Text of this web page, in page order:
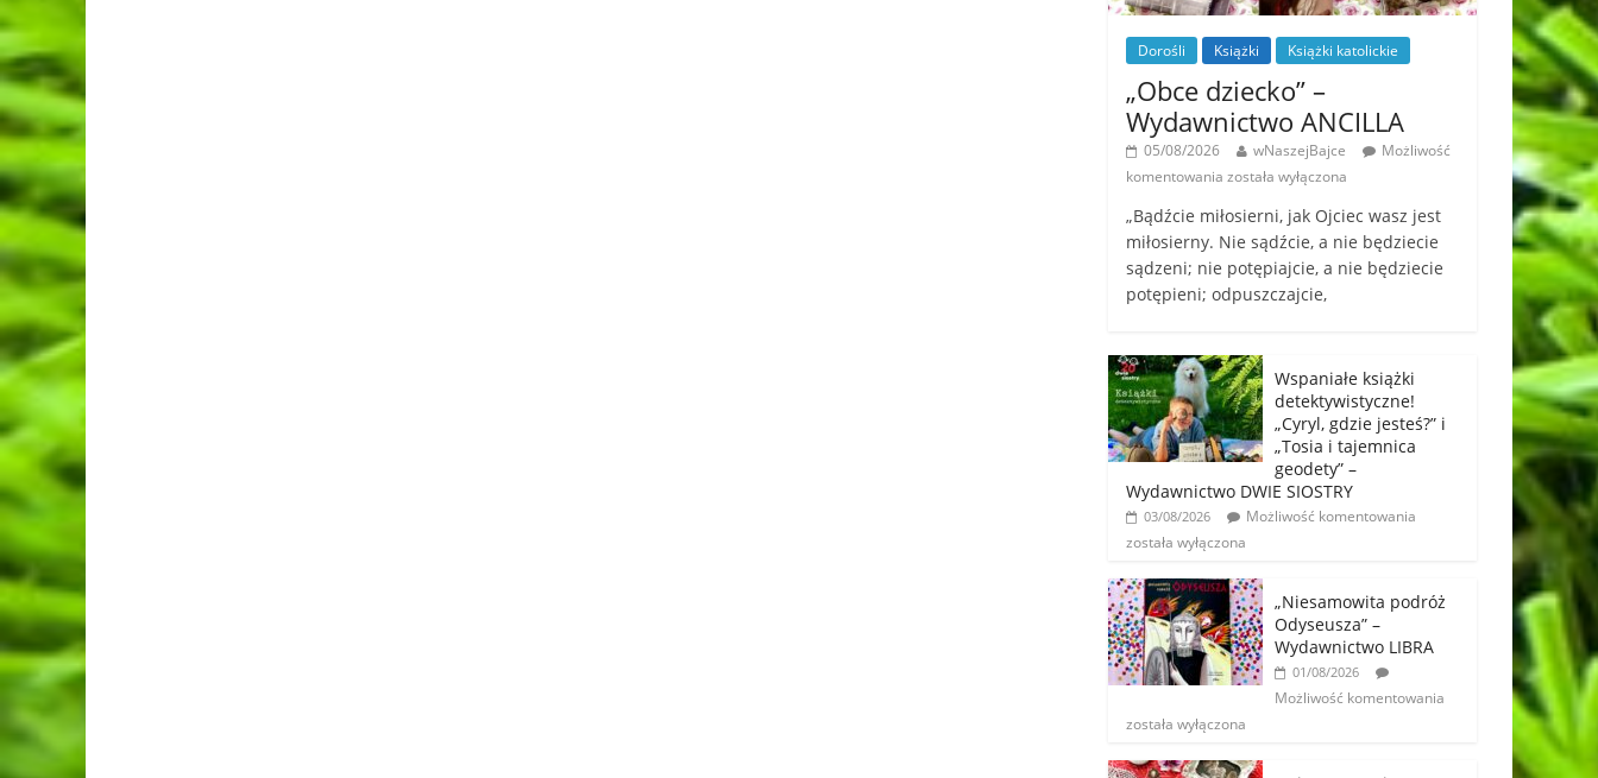
Dorośli Książki Książki katolickie
„Obce dziecko” –
Wydawnictwo ANCILLA
05/08/2026 wNaszejBajce
Możliwość
komentowania została wyłączona
„Bądźcie miłosierni, jak Ojciec wasz jest
miłosierny. Nie sądźcie, a nie będziecie
sądzeni; nie potępiajcie, a nie będziecie
potępieni; odpuszczajcie,
Wspaniałe książki
detektywistyczne!
„Cyryl, gdzie jesteś?” i
„Tosia i tajemnica
geodety” –
Wydawnictwo DWIE SIOSTRY
03/08/2026
Możliwość komentowania
została wyłączona
„Niesamowita podróż
Odyseusza” –
Wydawnictwo LIBRA
01/08/2026
Możliwość komentowania
została wyłączona